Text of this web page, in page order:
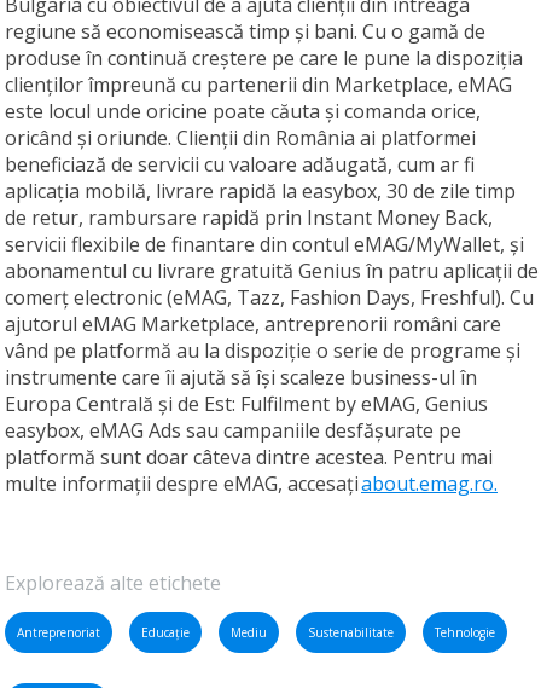
regiune să economisească timp și bani. Cu o gamă de
produse în continuă creștere pe care le pune la dispoziția
clienților împreună cu partenerii din Marketplace, eMAG
este locul unde oricine poate căuta și comanda orice,
oricând și oriunde. Clienții din România ai platformei
beneficiază de servicii cu valoare adăugată, cum ar fi
aplicația mobilă, livrare rapidă la easybox, 30 de zile timp
de retur, rambursare rapidă prin Instant Money Back,
servicii flexibile de finantare din contul eMAG/MyWallet, și
abonamentul cu livrare gratuită Genius în patru aplicații de
comerț electronic (eMAG, Tazz, Fashion Days, Freshful). Cu
ajutorul eMAG Marketplace, antreprenorii români care
vând pe platformă au la dispoziție o serie de programe și
instrumente care îi ajută să își scaleze business-ul în
Europa Centrală și de Est: Fulfilment by eMAG, Genius
easybox, eMAG Ads sau campaniile desfășurate pe
platformă sunt doar câteva dintre acestea. Pentru mai
multe informații despre eMAG, accesațiabout.emag.ro.
Explorează alte etichete
Antreprenoriat Educație Mediu Sustenabilitate Tehnologie